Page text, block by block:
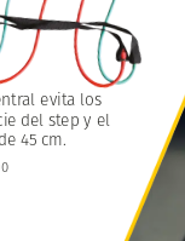
evita los
del step y el
de 45 cm.